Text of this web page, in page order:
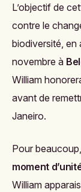
L’objectif de
contre le
biodiversité, en
novembre à
William
avant de
Janeiro.
Pour
moment
William